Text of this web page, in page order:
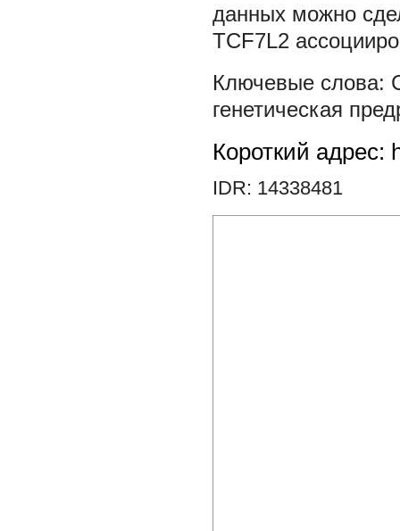
данных можно
TCF7L2
генетическая
Короткий адрес:
IDR: 14338481